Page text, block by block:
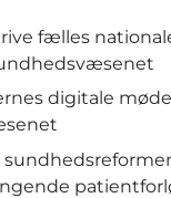
fælles
digitale